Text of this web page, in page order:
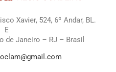
Xavier, 524, 6º Andar, BL.
E
de Janeiro – RJ – Brasil